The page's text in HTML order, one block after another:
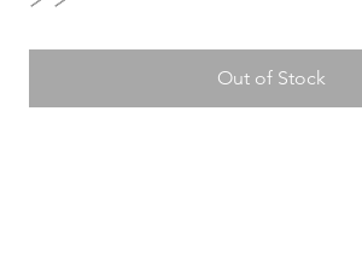
Out of Stock